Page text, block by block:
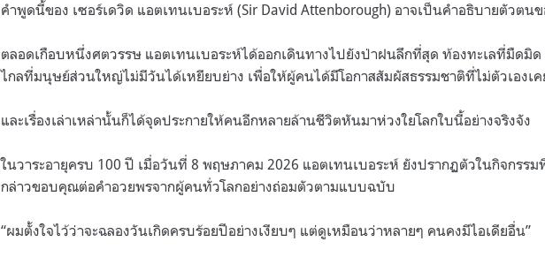
คำพูดนี้ของ เซอร์เดวิด แอตเทนเบอระห์ (Sir David Attenborough) อาจเป็นคำอธิบายตัวตน
ตลอดเกือบหนึ่งศตวรรษ แอตเทนเบอระห์ได้ออกเดินทางไปยังป่าฝนลึกที่สุด ท้องทะเลที่มืดมิ
ไกลที่มนุษย์ส่วนใหญ่ไม่มีวันได้เหยียบย่าง เพื่อให้ผู้คนได้มีโอกาสสัมผัสธรรมชาติที่ไม่ตัวเองเ
และเรื่องเล่าเหล่านั้นก็ได้จุดประกายให้คนอีกหลายล้านชีวิตหันมาห่วงใยโลกใบนี้อย่างจริงจัง
ในวาระอายุครบ 100 ปี เมื่อวันที่ 8 พฤษภาคม 2026 แอตเทนเบอระห์ ยังปรากฏตัวในกิจกรรม
กล่าวขอบคุณต่อคำอวยพรจากผู้คนทั่วโลกอย่างถ่อมตัวตามแบบฉบับ
“ผมตั้งใจไว้ว่าจะฉลองวันเกิดครบร้อยปีอย่างเงียบๆ แต่ดูเหมือนว่าหลายๆ คนคงมีไอเดียอื่น”